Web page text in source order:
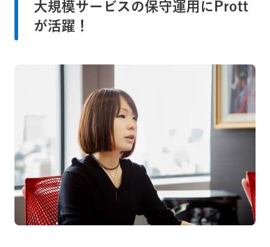
大規模サービスの保守運用にPrott
が活躍！